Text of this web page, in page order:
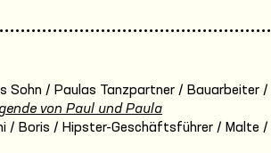
Sohn / Paulas Tanzpartner / Bauarbeiter /
von Paul und Paula
/ Boris / Hipster-Geschäftsführer / Malte /